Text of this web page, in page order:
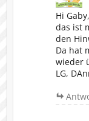
Hi Gaby,
das ist
den
Da hat
wieder
LG,